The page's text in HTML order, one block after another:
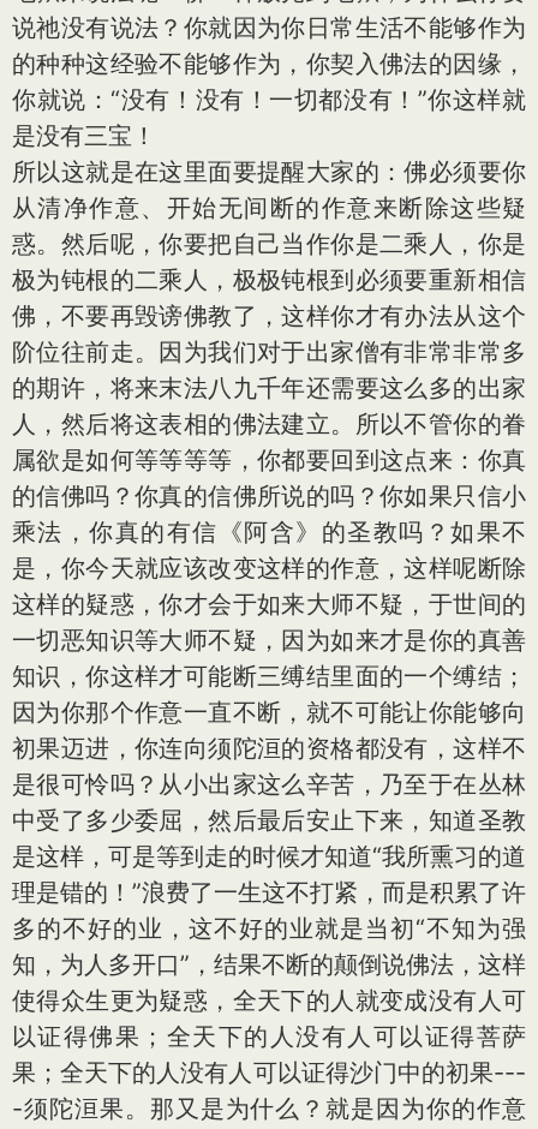
说祂没有说法？你就因为你日常生活不能够作为
的种种这经验不能够作为，你契入佛法的因缘，
你就说：“没有！没有！一切都没有！”你这样就
是没有三宝！
所以这就是在这里面要提醒大家的：佛必须要你
从清净作意、开始无间断的作意来断除这些疑
惑。然后呢，你要把自己当作你是二乘人，你是
极为钝根的二乘人，极极钝根到必须要重新相信
佛，不要再毁谤佛教了，这样你才有办法从这个
阶位往前走。因为我们对于出家僧有非常非常多
的期许，将来末法八九千年还需要这么多的出家
人，然后将这表相的佛法建立。所以不管你的眷
属欲是如何等等等等，你都要回到这点来：你真
的信佛吗？你真的信佛所说的吗？你如果只信小
乘法，你真的有信《阿含》的圣教吗？如果不
是，你今天就应该改变这样的作意，这样呢断除
这样的疑惑，你才会于如来大师不疑，于世间的
一切恶知识等大师不疑，因为如来才是你的真善
知识，你这样才可能断三缚结里面的一个缚结；
因为你那个作意一直不断，就不可能让你能够向
初果迈进，你连向须陀洹的资格都没有，这样不
是很可怜吗？从小出家这么辛苦，乃至于在丛林
中受了多少委屈，然后最后安止下来，知道圣教
是这样，可是等到走的时候才知道“我所熏习的道
理是错的！”浪费了一生这不打紧，而是积累了许
多的不好的业，这不好的业就是当初“不知为强
知，为人多开口”，结果不断的颠倒说佛法，这样
使得众生更为疑惑，全天下的人就变成没有人可
以证得佛果；全天下的人没有人可以证得菩萨
果；全天下的人没有人可以证得沙门中的初果---
-须陀洹果。那又是为什么？就是因为你的作意